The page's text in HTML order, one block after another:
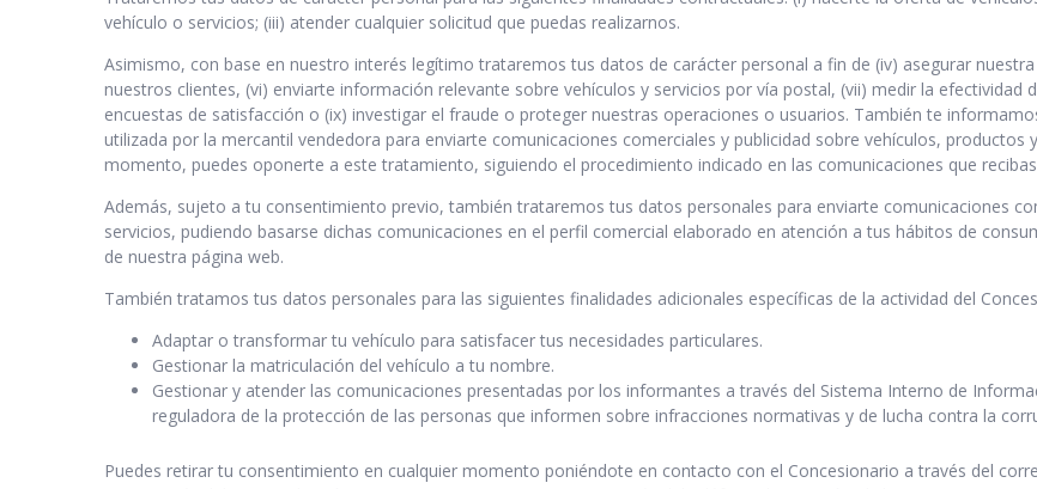
vehículo o servicios; (iii) atender cualquier solicitud que puedas realizarnos.
Asimismo, con base en nuestro interés legítimo trataremos tus datos de carácter personal a fin de (iv) asegurar
nuestros clientes, (vi) enviarte información relevante sobre vehículos y servicios por vía postal, (vii) medir la efectividad
encuestas de satisfacción o (ix) investigar el fraude o proteger nuestras operaciones o usuarios. También te
utilizada por la mercantil vendedora para enviarte comunicaciones comerciales y publicidad sobre vehículos, productos
momento, puedes oponerte a este tratamiento, siguiendo el procedimiento indicado en las comunicaciones que
Además, sujeto a tu consentimiento previo, también trataremos tus datos personales para enviarte comunicaciones
servicios, pudiendo basarse dichas comunicaciones en el perfil comercial elaborado en atención a tus hábitos de
de nuestra página web.
También tratamos tus datos personales para las siguientes finalidades adicionales específicas de la actividad del
Adaptar o transformar tu vehículo para satisfacer tus necesidades particulares.
Gestionar la matriculación del vehículo a tu nombre.
Gestionar y atender las comunicaciones presentadas por los informantes a través del Sistema Interno de
reguladora de la protección de las personas que informen sobre infracciones normativas y de lucha contra la
Puedes retirar tu consentimiento en cualquier momento poniéndote en contacto con el Concesionario a través del